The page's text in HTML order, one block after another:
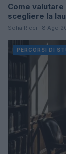
Come
scegliere la
Sofia Ricci · 8 Ago
PERCORSI DI